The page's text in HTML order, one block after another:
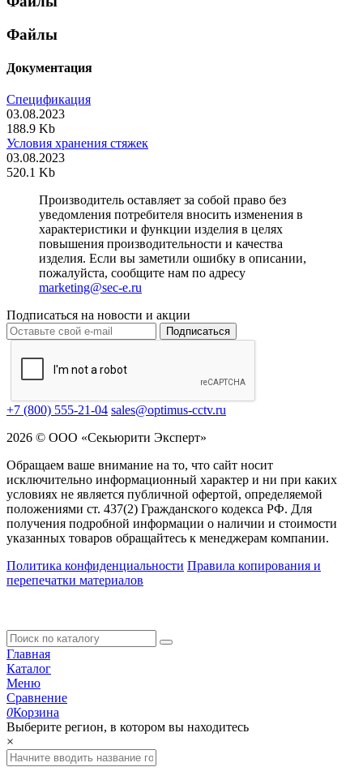
Файлы
Документация
Спецификация
03.08.2023
188.9 Kb
Условия хранения стяжек
03.08.2023
520.1 Kb
Производитель оставляет за собой право без
уведомления потребителя вносить изменения в
характеристики и функции изделия в целях
повышения производительности и качества
изделия. Если вы заметили ошибку в описании,
пожалуйста, сообщите нам по адресу
marketing@sec-e.ru
Подписаться на новости и акции
Подписаться
+7 (800) 555-21-04 sales@optimus-cctv.ru
2026 © ООО «Секьюрити Эксперт»
Обращаем ваше внимание на то, что сайт носит
исключительно информационный характер и ни при каких
условиях не является публичной офертой, определяемой
положениями ст. 437(2) Гражданского кодекса РФ. Для
получения подробной информации о наличии и стоимости
указанных товаров обращайтесь к менеджерам компании.
Политика конфиденциальности Правила копирования и
перепечатки материалов
Главная
Каталог
Меню
Сравнение
0Корзина
Выберите регион, в котором вы находитесь
×